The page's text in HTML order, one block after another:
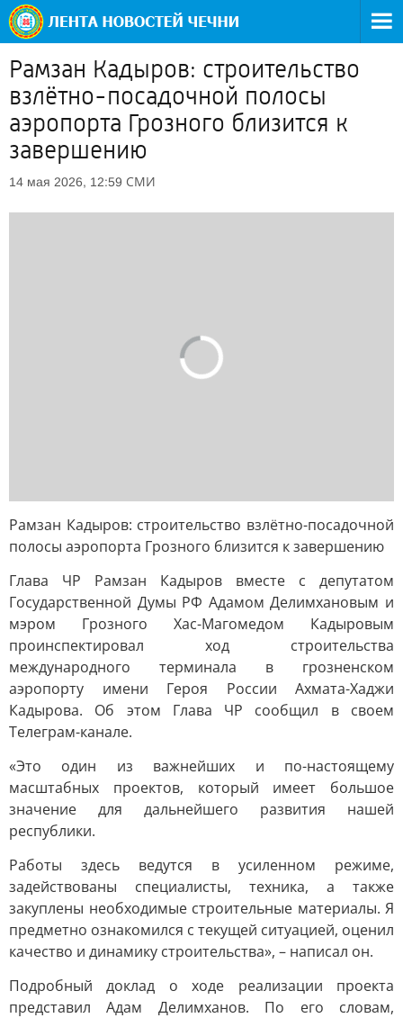
Рамзан Кадыров: строительство
взлётно-посадочной полосы
аэропорта Грозного близится к
завершению
14 мая 2026, 12:59 СМИ
Рамзан Кадыров: строительство взлётно-посадочной
полосы аэропорта Грозного близится к завершению
Глава ЧР Рамзан Кадыров вместе с депутатом
Государственной Думы РФ Адамом Делимхановым и
мэром Грозного Хас-Магомедом Кадыровым
проинспектировал ход строительства
международного терминала в грозненском
аэропорту имени Героя России Ахмата-Хаджи
Кадырова. Об этом Глава ЧР сообщил в своем
Телеграм-канале.
«Это один из важнейших и по-настоящему
масштабных проектов, который имеет большое
значение для дальнейшего развития нашей
республики.
Работы здесь ведутся в усиленном режиме,
задействованы специалисты, техника, а также
закуплены необходимые строительные материалы. Я
предметно ознакомился с текущей ситуацией, оценил
качество и динамику строительства», – написал он.
Подробный доклад о ходе реализации проекта
представил Адам Делимханов. По его словам,